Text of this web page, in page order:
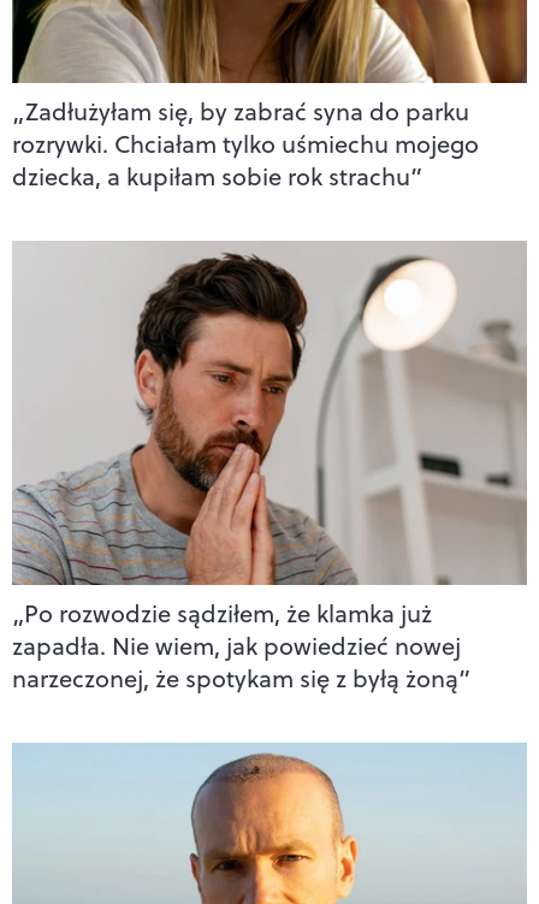
„Zadłużyłam się, by zabrać syna do parku
rozrywki. Chciałam tylko uśmiechu mojego
dziecka, a kupiłam sobie rok strachu”
„Po rozwodzie sądziłem, że klamka już
zapadła. Nie wiem, jak powiedzieć nowej
narzeczonej, że spotykam się z byłą żoną”